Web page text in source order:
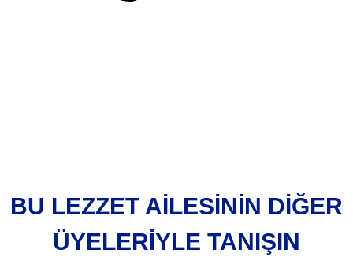
BU LEZZET AILESININ DIĞER
ÜYELERIYLE TANIŞIN